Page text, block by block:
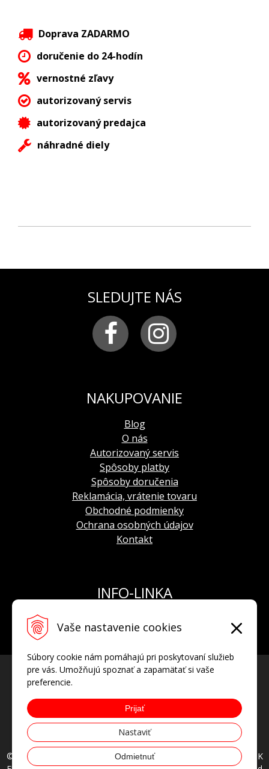
Vaše nastavenie cookies
Súbory cookie nám pomáhajú pri poskytovaní služieb
pre vás. Umožňujú spoznať a zapamätať si vaše
preferencie.
Prijať
Nastaviť
Odmietnuť
Doprava ZADARMO
doručenie do 24-hodín
vernostné zľavy
autorizovaný servis
autorizovaný predajca
náhradné diely
SLEDUJTE NÁS
NAKUPOVANIE
Blog
O nás
Autorizovaný servis
Spôsoby platby
Spôsoby doručenia
Reklamácia, vrátenie tovaru
Obchodné podmienky
Ochrana osobných údajov
Kontakt
INFO-LINKA
E-mail:info@hodinkyvostok.sk
© 2026 HODINKYVOSTOK.SK oficiálny predajca hodiniek VOSTOK